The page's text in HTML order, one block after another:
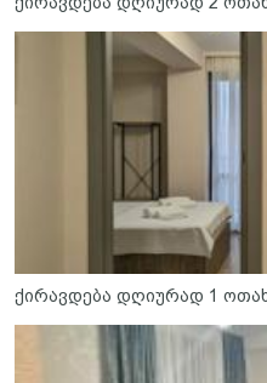
ქირავდება დღიურად 1